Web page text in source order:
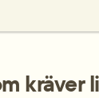
kräver